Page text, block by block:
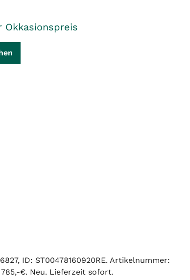
ID: ST00478160920RE. Artikelnummer:
€. Neu. Lieferzeit sofort.